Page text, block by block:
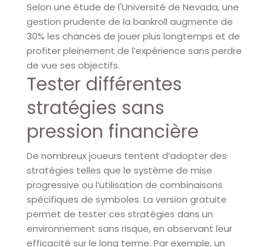
Selon une étude de l'Université de Nevada, une
gestion prudente de la bankroll augmente de
30% les chances de jouer plus longtemps et de
profiter pleinement de l’expérience sans perdre
de vue ses objectifs.
Tester différentes
stratégies sans
pression financière
De nombreux joueurs tentent d’adopter des
stratégies telles que le système de mise
progressive ou l’utilisation de combinaisons
spécifiques de symboles. La version gratuite
permet de tester ces stratégies dans un
environnement sans risque, en observant leur
efficacité sur le long terme. Par exemple, un